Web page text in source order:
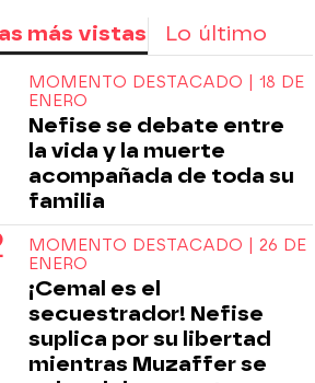
más vistas Lo último
MOMENTO DESTACADO | 18 DE
ENERO
Nefise se debate entre
la vida y la muerte
acompañada de toda su
familia
MOMENTO DESTACADO | 26 DE
ENERO
¡Cemal es el
secuestrador! Nefise
suplica por su libertad
mientras Muzaffer se